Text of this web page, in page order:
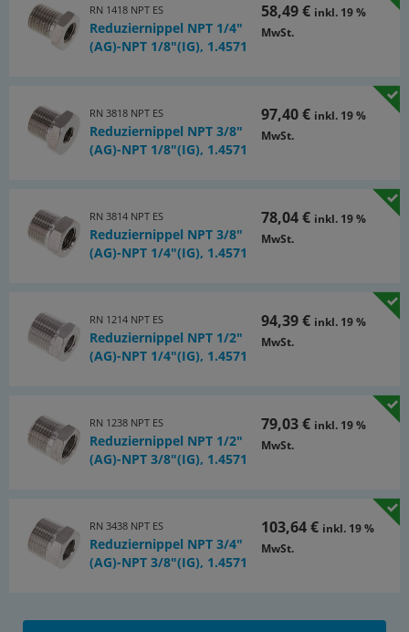
RN 1418 NPT ES
Reduziernippel NPT 1/4"
(AG)-NPT 1/8"(IG), 1.4571
58,49 € inkl. 19 %
MwSt.
RN 3818 NPT ES
Reduziernippel NPT 3/8"
(AG)-NPT 1/8"(IG), 1.4571
97,40 € inkl. 19 %
MwSt.
RN 3814 NPT ES
Reduziernippel NPT 3/8"
(AG)-NPT 1/4"(IG), 1.4571
78,04 € inkl. 19 %
MwSt.
RN 1214 NPT ES
Reduziernippel NPT 1/2"
(AG)-NPT 1/4"(IG), 1.4571
94,39 € inkl. 19 %
MwSt.
RN 1238 NPT ES
Reduziernippel NPT 1/2"
(AG)-NPT 3/8"(IG), 1.4571
79,03 € inkl. 19 %
MwSt.
RN 3438 NPT ES
Reduziernippel NPT 3/4"
(AG)-NPT 3/8"(IG), 1.4571
103,64 € inkl. 19 %
MwSt.